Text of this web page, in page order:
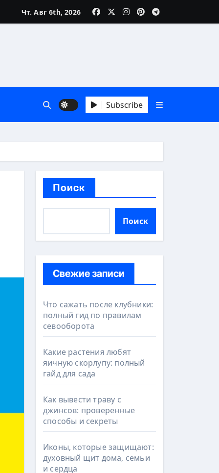
Чт. Авг 6th, 2026
Subscribe
Поиск
Поиск
Свежие записи
Что сажать после клубники:
полный гид по правилам
севооборота
Какие растения любят
яичную скорлупу: полный
гайд для сада
Как вывести траву с
джинсов: проверенные
способы и секреты
Иконы, которые защищают:
духовный щит дома, семьи
и сердца